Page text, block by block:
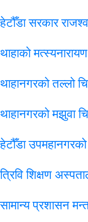
हेटौँडा सरकार
थाहाको
थाहानगरको तल्लो
थाहानगरको मझुवा
हेटौँडा उपमहानगरको
त्रिवि शिक्षण
सामान्य प्रशासन